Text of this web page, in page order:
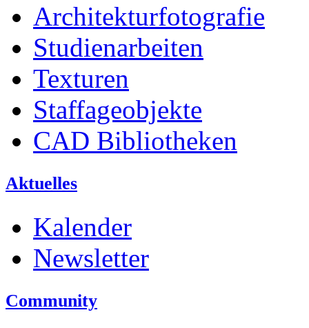
Architekturfotografie
Studienarbeiten
Texturen
Staffageobjekte
CAD Bibliotheken
Aktuelles
Kalender
Newsletter
Community